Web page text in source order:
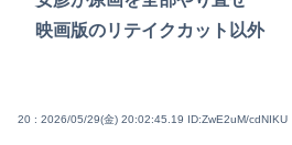
映画版のリテイクカット以外
20 : 2026/05/29(金) 20:02:45.19 ID:ZwE2uM/cdNIKU